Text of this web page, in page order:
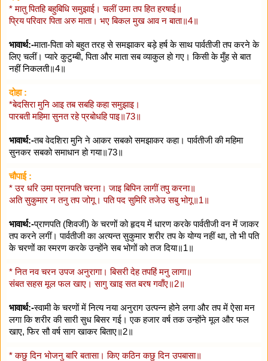
* मातु पितहि बहुबिधि समुझाई। चलीं उमा तप हित हरषाई॥
प्रिय परिवार पिता अरु माता। भए बिकल मुख आव न बाता॥4॥
भावार्थ:-माता-पिता को बहुत तरह से समझाकर बड़े हर्ष के साथ पार्वतीजी तप करने के
लिए चलीं। प्यारे कुटुम्बी, पिता और माता सब व्याकुल हो गए। किसी के मुँह से बात
नहीं निकलती॥4॥
दोहा :
*बेदसिरा मुनि आइ तब सबहि कहा समुझाइ।
पारबती महिमा सुनत रहे प्रबोधहि पाइ॥73॥
भावार्थ:-तब वेदशिरा मुनि ने आकर सबको समझाकर कहा। पार्वतीजी की महिमा
सुनकर सबको समाधान हो गया॥73॥
चौपाई :
* उर धरि उमा प्रानपति चरना। जाइ बिपिन लागीं तपु करना॥
अति सुकुमार न तनु तप जोगू। पति पद सुमिरि तजेउ सबु भोगू॥1॥
भावार्थ:-प्राणपति (शिवजी) के चरणों को हृदय में धारण करके पार्वतीजी वन में जाकर
तप करने लगीं। पार्वतीजी का अत्यन्त सुकुमार शरीर तप के योग्य नहीं था, तो भी पति
के चरणों का स्मरण करके उन्होंने सब भोगों को तज दिया॥1॥
* नित नव चरन उपज अनुरागा। बिसरी देह तपहिं मनु लागा॥
संबत सहस मूल फल खाए। सागु खाइ सत बरष गवाँए॥2॥
भावार्थ:-स्वामी के चरणों में नित्य नया अनुराग उत्पन्न होने लगा और तप में ऐसा मन
लगा कि शरीर की सारी सुध बिसर गई। एक हजार वर्ष तक उन्होंने मूल और फल
खाए, फिर सौ वर्ष साग खाकर बिताए॥2॥
* कछु दिन भोजनु बारि बतासा। किए कठिन कछु दिन उपबासा॥